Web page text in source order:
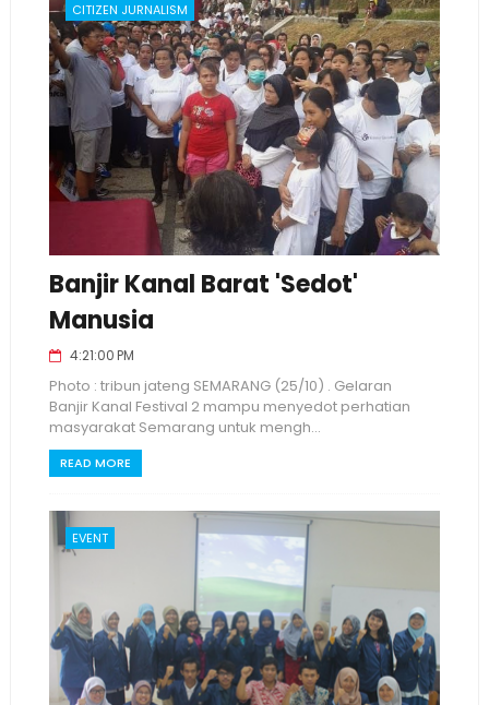
CITIZEN JURNALISM
Banjir Kanal Barat 'Sedot'
Manusia
4:21:00 PM
Photo : tribun jateng SEMARANG (25/10) . Gelaran
Banjir Kanal Festival 2 mampu menyedot perhatian
masyarakat Semarang untuk mengh...
READ MORE
EVENT